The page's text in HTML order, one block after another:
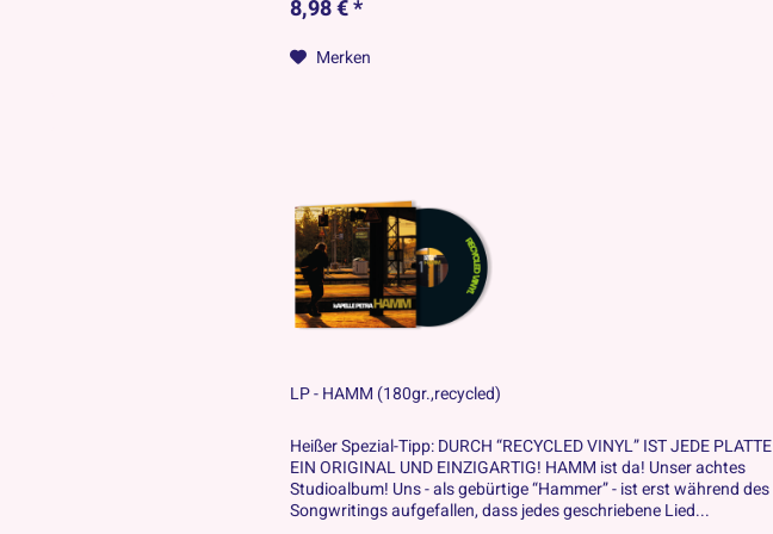
8,98 € *
Merken
LP - HAMM (180gr.,recycled)
Heißer Spezial-Tipp: DURCH “RECYCLED VINYL” IST JEDE PLATTE
EIN ORIGINAL UND EINZIGARTIG! HAMM ist da! Unser achtes
Studioalbum! Uns - als gebürtige “Hammer” - ist erst während des
Songwritings aufgefallen, dass jedes geschriebene Lied...